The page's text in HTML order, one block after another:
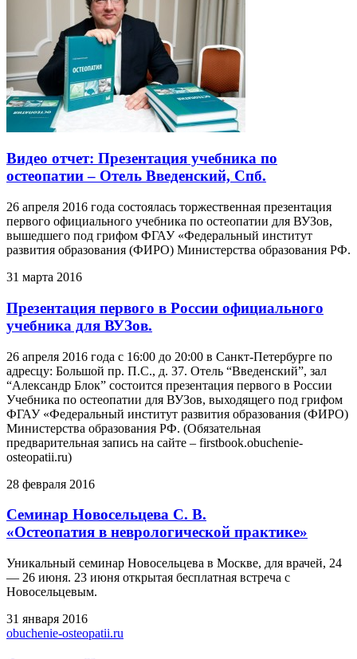
Видео отчет: Презентация учебника по
остеопатии – Отель Введенский, Спб.
26 апреля 2016 года состоялась торжественная презентация
первого официального учебника по остеопатии для ВУЗов,
вышедшего под грифом ФГАУ «Федеральный институт
развития образования (ФИРО) Министерства образования РФ.
31 марта 2016
Презентация первого в России официального
учебника для ВУЗов.
26 апреля 2016 года с 16:00 до 20:00 в Санкт-Петербурге по
адресцу: Большой пр. П.С., д. 37. Отель “Введенский”, зал
“Александр Блок” состоится презентация первого в России
Учебника по остеопатии для ВУЗов, выходящего под грифом
ФГАУ «Федеральный институт развития образования (ФИРО)
Министерства образования РФ. (Обязательная
предварительная запись на сайте – firstbook.obuchenie-
osteopatii.ru)
28 февраля 2016
Семинар Новосельцева С. В.
«Остеопатия в неврологической практике»
Уникальный семинар Новосельцева в Москве, для врачей, 24
— 26 июня. 23 июня открытая бесплатная встреча с
Новосельцевым.
31 января 2016
obuchenie-osteopatii.ru